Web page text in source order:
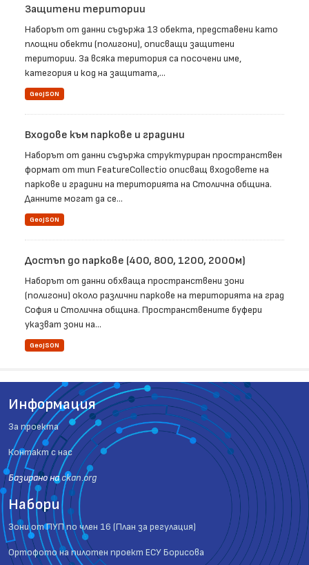
Защитени територии
Наборът от данни съдържа 13 обекта, представени като
площни обекти (полигони), описващи защитени
територии. За всяка територия са посочени име,
категория и код на защитата,...
GeoJSON
Входове към паркове и градини
Наборът от данни съдържа структуриран пространствен
формат от тип FeatureCollectio описващ входовете на
паркове и градини на територията на Столична община.
Данните могат да се...
GeoJSON
Достъп до паркове (400, 800, 1200, 2000м)
Наборът от данни обхваща пространствени зони
(полигони) около различни паркове на територията на град
София и Столична община. Пространствените буфери
указват зони на...
GeoJSON
Информация
За проекта
Контакт с нас
Базиранo наckan.org
Набори
Зони от ПУП по член 16 (План за регулация)
Ортофото на пилотен проект ЕСУ Борисова